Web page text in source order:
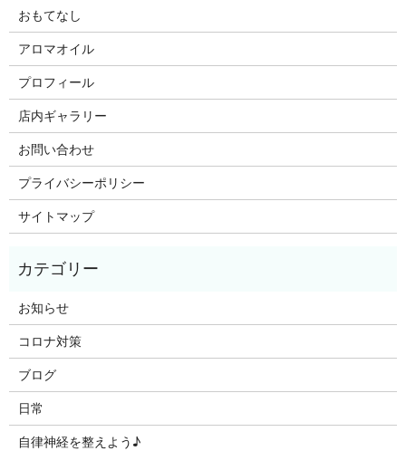
おもてなし
アロマオイル
プロフィール
店内ギャラリー
お問い合わせ
プライバシーポリシー
サイトマップ
お知らせ
コロナ対策
ブログ
日常
自律神経を整えよう♪